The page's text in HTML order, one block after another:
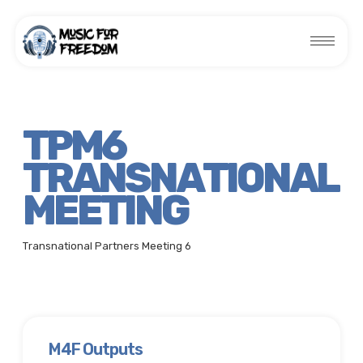
TPM6
TRANSNATIONAL
MEETING
Transnational Partners Meeting 6
M4F Outputs